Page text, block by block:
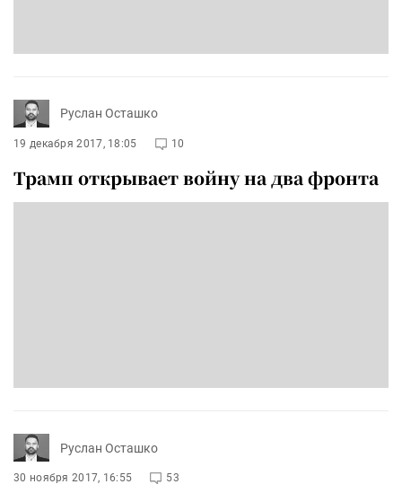
Руслан Осташко
19 декабря 2017, 18:05 10
Трамп открывает войну на два фронта
Руслан Осташко
30 ноября 2017, 16:55 53